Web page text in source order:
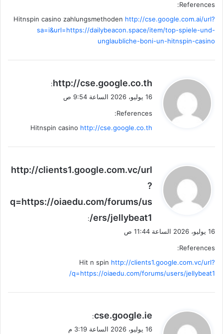
References:
Hitnspin casino zahlungsmethoden http://cse.google.com.ai/url?
sa=i&url=https://dailybeacon.space/item/top-spiele-und-
unglaubliche-boni-un-hitnspin-casino
ي
ق
ل
http://cse.google.co.th
:
16 يوليو، 2026 الساعة 9:54 ص
References:
Hitnspin casino http://cse.google.co.th
ي
و
ل
http://clients1.google.com.vc/url
?
q=https://oiaedu.com/forums/us
ers/jellybeat1/
:
16 يوليو، 2026 الساعة 11:44 ص
References:
Hit n spin http://clients1.google.com.vc/url?
q=https://oiaedu.com/forums/users/jellybeat1/
ي
ق
cse.google.ie
:
16 يوليو، 2026 الساعة 3:19 م